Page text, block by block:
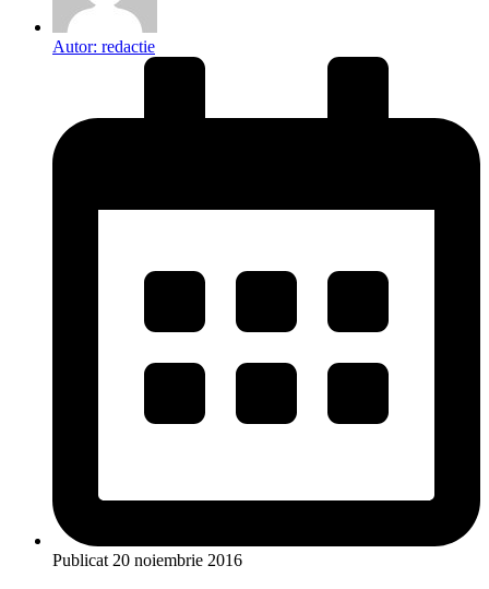
Autor: redactie
Publicat 20 noiembrie 2016